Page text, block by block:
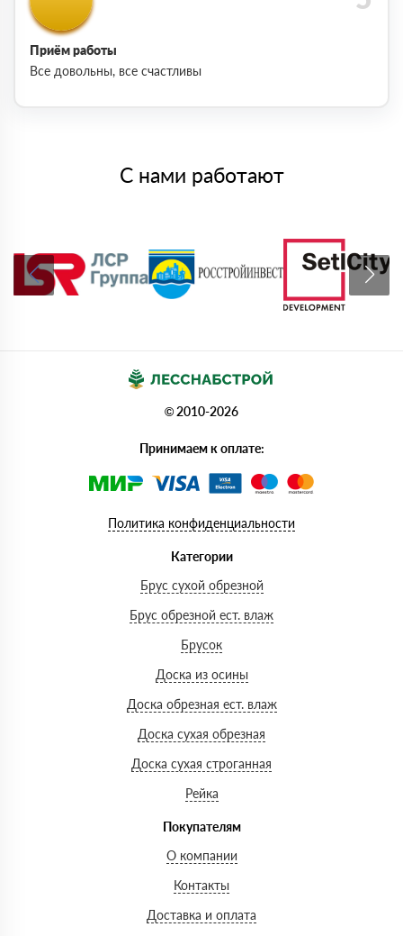
Приём работы
Все довольны, все счастливы
С нами работают
© 2010-2026
Принимаем к оплате:
Политика конфиденциальности
Категории
Брус сухой обрезной
Брус обрезной ест. влаж
Брусок
Доска из осины
Доска обрезная ест. влаж
Доска сухая обрезная
Доска сухая строганная
Рейка
Покупателям
О компании
Контакты
Доставка и оплата